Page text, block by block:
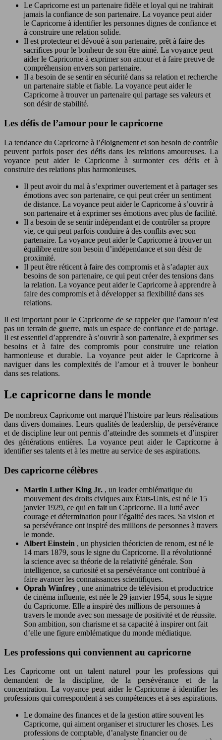
Le Capricorne est un partenaire fidèle et loyal qui ne trahirait
jamais la confiance de son partenaire. La voyance peut aider
le Capricorne à identifier les personnes dignes de confiance et
à construire une relation solide.
Il est protecteur et dévoué à son partenaire, prêt à faire des
sacrifices pour le bonheur de son être aimé. La voyance peut
aider le Capricorne à exprimer son amour et à faire preuve de
compréhension envers son partenaire.
Il a besoin de se sentir en sécurité dans sa relation et recherche
un partenaire stable et fiable. La voyance peut aider le
Capricorne à trouver un partenaire qui partage ses valeurs et
son désir de stabilité.
Les défis de l’amour pour le capricorne
La tendance du Capricorne à l’éloignement et son besoin de contrôle
peuvent parfois poser des défis dans les relations amoureuses. La
voyance peut aider le Capricorne à surmonter ces défis et à
construire des relations plus harmonieuses.
Il peut avoir du mal à s’exprimer ouvertement et à partager ses
émotions avec son partenaire, ce qui peut créer un sentiment
de distance. La voyance peut aider le Capricorne à s’ouvrir à
son partenaire et à exprimer ses émotions avec plus de facilité.
Il a besoin de se sentir indépendant et de contrôler sa propre
vie, ce qui peut parfois conduire à des conflits avec son
partenaire. La voyance peut aider le Capricorne à trouver un
équilibre entre son besoin d’indépendance et son désir de
proximité.
Il peut être réticent à faire des compromis et à s’adapter aux
besoins de son partenaire, ce qui peut créer des tensions dans
la relation. La voyance peut aider le Capricorne à apprendre à
faire des compromis et à développer sa flexibilité dans ses
relations.
Il est important pour le Capricorne de se rappeler que l’amour n’est
pas un terrain de guerre, mais un espace de confiance et de partage.
Il est essentiel d’apprendre à s’ouvrir à son partenaire, à exprimer ses
besoins et à faire des compromis pour construire une relation
harmonieuse et durable. La voyance peut aider le Capricorne à
naviguer dans les complexités de l’amour et à trouver le bonheur
dans ses relations.
Le capricorne dans le monde
De nombreux Capricorne ont marqué l’histoire par leurs réalisations
dans divers domaines. Leurs qualités de leadership, de persévérance
et de discipline leur ont permis d’atteindre des sommets et d’inspirer
des générations entières. La voyance peut aider le Capricorne à
identifier ses talents et à les mettre au service de ses aspirations.
Des capricorne célèbres
Martin Luther King Jr. , un leader emblématique du
mouvement des droits civiques aux États-Unis, est né le 15
janvier 1929, ce qui en fait un Capricorne. Il a lutté avec
courage et détermination pour l’égalité des races. Sa vision et
sa persévérance ont inspiré des millions de personnes à travers
le monde.
Albert Einstein , un physicien théoricien de renom, est né le
14 mars 1879, sous le signe du Capricorne. Il a révolutionné
la science avec sa théorie de la relativité générale. Son
intelligence, sa curiosité et sa persévérance ont contribué à
faire avancer les connaissances scientifiques.
Oprah Winfrey , une animatrice de télévision et productrice
de cinéma influente, est née le 29 janvier 1954, sous le signe
du Capricorne. Elle a inspiré des millions de personnes à
travers le monde avec son message de positivité et de réussite.
Son ambition, son charisme et sa capacité à inspirer ont fait
d’elle une figure emblématique du monde médiatique.
Les professions qui conviennent au capricorne
Les Capricorne ont un talent naturel pour les professions qui
demandent de la discipline, de la persévérance et de la
concentration. La voyance peut aider le Capricorne à identifier les
professions qui correspondent à ses compétences et à ses aspirations.
Le domaine des finances et de la gestion attire souvent les
Capricorne, qui aiment organiser et structurer les choses. Les
professions de comptable, d’analyste financier ou de